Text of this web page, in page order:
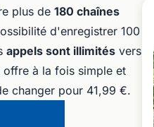
plus de 180 chaînes
d'enregistrer 100
appels sont illimités vers
offre à la fois simple et
changer pour 41,99 €.